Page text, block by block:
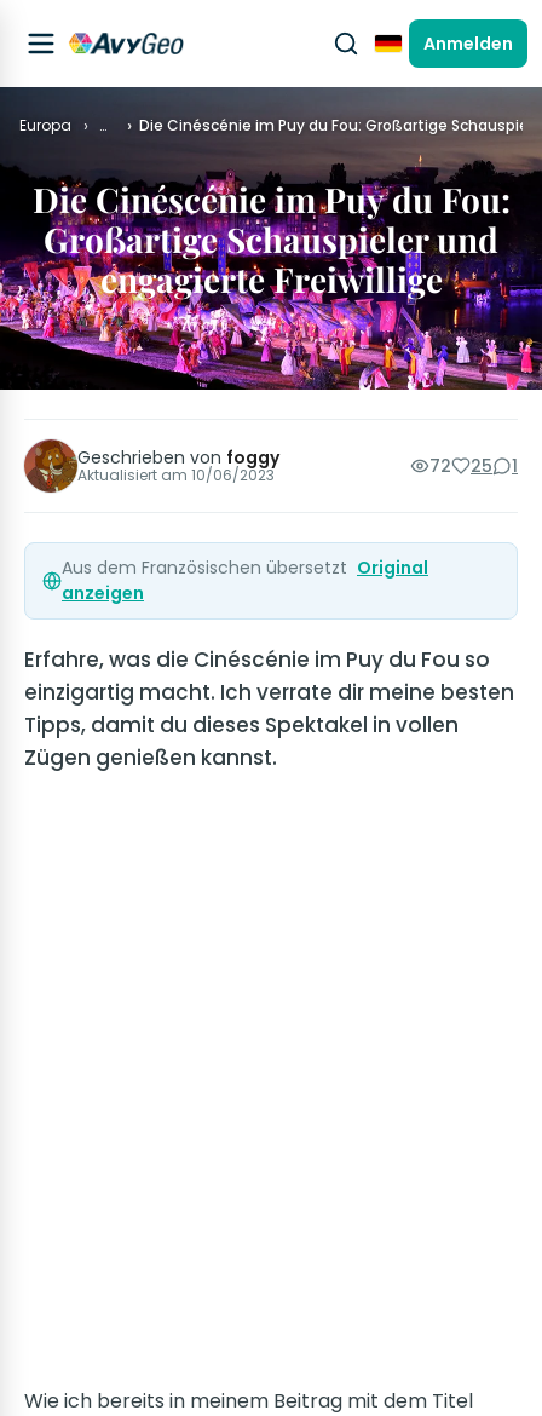
DeutschAnmelden
Europa … Die Cinéscénie im Puy du Fou: Großartige
Die Cinéscénie im Puy du Fou:
Großartige Schauspieler und
engagierte Freiwillige
Geschrieben von foggy
Aktualisiert am 10/06/2023 72 25 1
Aus dem Französischen übersetzt Original
anzeigen
Erfahre, was die Cinéscénie im Puy du Fou so
einzigartig macht. Ich verrate dir meine besten
Tipps, damit du dieses Spektakel in vollen
Zügen genießen kannst.
Wie ich bereits in meinem Beitrag mit dem Titel